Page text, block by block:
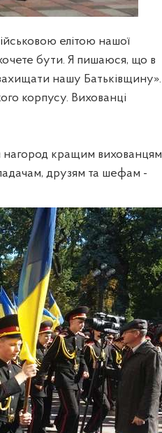
елітою нашої
бути. Я пишаюся, що в
захищати нашу Батьківщину».
корпусу. Вихованці
нагород кращим вихованцям
друзям та шефам -